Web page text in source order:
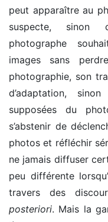
peut apparaître au
suspecte, sinon
photographe
images sans
photographie, son
d’adaptation,
supposées du
s’abstenir de
photos et réfléchir
ne jamais diffuser
peu différente
travers des
posteriori. Mais la